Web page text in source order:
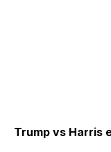
Trump vs Harris